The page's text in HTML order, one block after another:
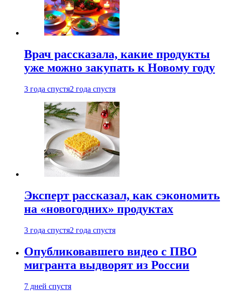
Врач рассказала, какие продукты
уже можно закупать к Новому году
3 года спустя2 года спустя
Эксперт рассказал, как сэкономить
на «новогодних» продуктах
3 года спустя2 года спустя
Опубликовавшего видео с ПВО
мигранта выдворят из России
7 дней спустя